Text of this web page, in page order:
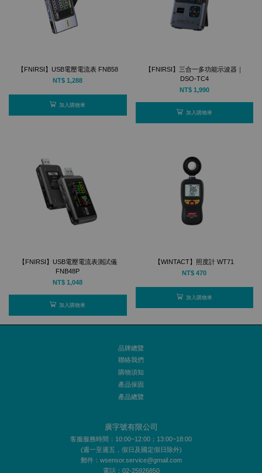
【FNIRSI】USB電壓電流表 FNB58
NT$ 1,288
加入購物車
【FNIRSI】三合一多功能示波器｜
DSO-TC4
NT$ 1,990
加入購物車
【FNIRSI】USB電壓電流表測試儀
FNB48P
NT$ 1,048
加入購物車
【WINTACT】照度計 WT71
NT$ 470
加入購物車
品牌總覽
聯絡我們
購物須知
產品保固
產品總覽
廣字號有限公司
客服服務時間：10:00~12:00；13:00~18:00
(週一至週五，假日及國定假日除外)
郵件：wsensor.service@gmail.com
電話：02-25926850